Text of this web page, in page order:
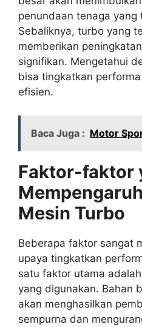
penundaan tenaga yang
Sebaliknya, turbo yang
memberikan
signifikan. Mengetahui
bisa tingkatkan
efisien.
Baca Juga : Motor
Faktor-faktor
Mesin Turbo
Beberapa faktor sangat
upaya tingkatkan
satu faktor utama
yang digunakan. Bahan
akan menghasilkan
sempurna dan